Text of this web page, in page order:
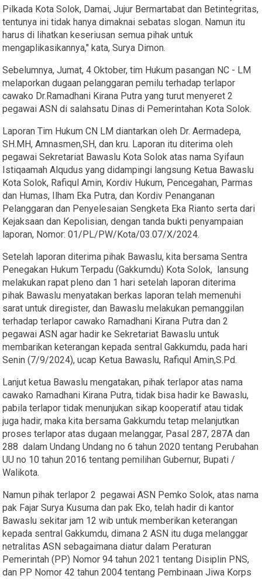
Pilkada Kota Solok, Damai, Jujur Bermartabat dan Betintegritas,
tentunya ini tidak hanya dimaknai sebatas slogan. Namun itu
harus di lihatkan keseriusan semua pihak untuk
mengaplikasikannya," kata, Surya Dimon.
Sebelumnya, Jumat, 4 Oktober, tim Hukum pasangan NC - LM
melaporkan dugaan pelanggaran pemilu terhadap terlapor
cawako Dr.Ramadhani Kirana Putra yang turut menyeret 2
pegawai ASN di salahsatu Dinas di Pemerintahan Kota Solok.
Laporan Tim Hukum CN LM diantarkan oleh Dr. Aermadepa,
SH.MH, Amnasmen,SH, dan kru. Laporan itu diterima oleh
pegawai Sekretariat Bawaslu Kota Solok atas nama Syifaun
Istiqaamah Alqudus yang didampingi langsung Ketua Bawaslu
Kota Solok, Rafiqul Amin, Kordiv Hukum, Pencegahan, Parmas
dan Humas, Ilham Eka Putra, dan Kordiv Penanganan
Pelanggaran dan Penyelesaian Sengketa Eka Rianto serta dari
Kejaksaan dan Kepolisian, dengan tanda bukti penyampaian
laporan, Nomor: 01/PL/PW/Kota/03.07/X/2024.
Setelah laporan diterima pihak Bawaslu, kita bersama Sentra
Penegakan Hukum Terpadu (Gakkumdu) Kota Solok, lansung
melakukan rapat pleno dan 1 hari setelah laporan diterima
pihak Bawaslu menyatakan berkas laporan telah memenuhi
sarat untuk diregister, dan Bawaslu melakukan pemanggilan
terhadap terlapor cawako Ramadhani Kirana Putra dan 2
pegawai ASN agar hadir ke Sekretariat Bawaslu untuk
membarikan keterangan kepada sentral Gakkumdu, pada hari
Senin (7/9/2024), ucap Ketua Bawaslu, Rafiqul Amin,S.Pd.
Lanjut ketua Bawaslu mengatakan, pihak terlapor atas nama
cawako Ramadhani Kirana Putra, tidak bisa hadir ke Bawaslu,
pabila terlapor tidak menunjukan sikap kooperatif atau tidak
juga hadir, maka kita bersama Gakkumdu tetap melanjutkan
proses terlapor atas dugaan melanggar, Pasal 287, 287A dan
288 dalam Undang Undang no 6 tahun 2020 tentang Perubahan
UU no 10 tahun 2016 tentang pemilihan Gubernur, Bupati /
Walikota.
Namun pihak terlapor 2 pegawai ASN Pemko Solok, atas nama
pak Fajar Surya Kusuma dan pak Eko, telah hadir di kantor
Bawaslu sekitar jam 12 wib untuk memberikan keterangan
kepada sentral Gakkumdu, dimana 2 ASN itu duga melanggar
netralitas ASN sebagaimana diatur dalam Peraturan
Pemerintah (PP) Nomor 94 tahun 2021 tentang Disiplin PNS,
dan PP Nomor 42 tahun 2004 tentang Pembinaan Jiwa Korps